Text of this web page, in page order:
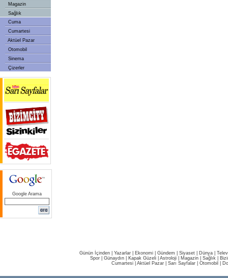
Magazin
Sağlık
Cuma
Cumartesi
Aktüel Pazar
Otomobil
Sinema
Çizerler
Google Arama
Günün İçinden Yazarlar Ekonomi Gündem Siyaset Dünya |
Spor
Günaydın Kapak Güzeli Astroloji Magazin Sağlık
Cumartesi| Aktüel Pazar| Sarı Sayfalar| Otomobil